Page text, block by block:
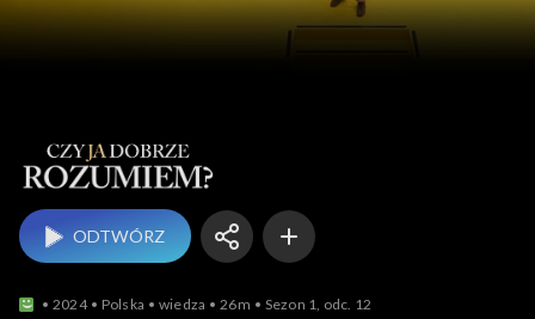
ODTWÓRZ
2024 Polska wiedza 26m Sezon 1, odc. 12